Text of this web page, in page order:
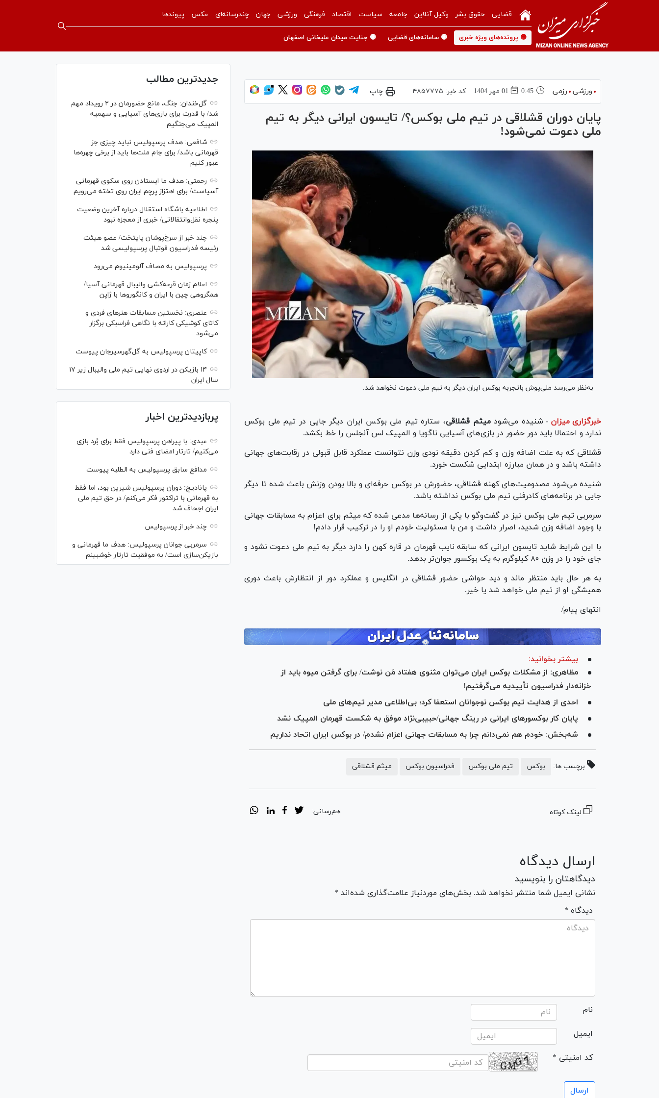
قضایی حقوق بشر وکیل آنلاین جامعه سیاست اقتصاد فرهنگی ورزشی جهان چندرسانه‌ای عکس پیوندها
🟡 پرونده‌های ویژه خبری 🟡 سامانه‌های قضایی 🟡 جنایت میدان علیخانی اصفهان
ورزشی رزمی 0:45 01 مهر 1404 کد خبر: ۴۸۵۷۷۷۵ چاپ
پایان دوران قشلاقی در تیم ملی بوکس؟/ تایسون ایرانی دیگر به تیم
ملی دعوت نمی‌شود!
به‌نظر می‌رسد ملی‌پوش باتجربه بوکس ایران دیگر به تیم ملی دعوت نخواهد شد.
خبرگزاری میزان - شنیده می‌شودمیثم قشلاقی، ستاره تیم ملی بوکس ایران دیگر جایی در تیم ملی بوکس
ندارد و احتمالا باید دور حضور در بازی‌های آسیایی ناگویا و المپیک لس آنجلس را خط بکشد.
قشلاقی که به علت اضافه وزن و کم کردن دقیقه نودی وزن نتوانست عملکرد قابل قبولی در رقابت‌های جهانی
داشته باشد و در همان مبارزه ابتدایی شکست خورد.
شنیده می‌شود مصدومیت‌های کهنه قشلاقی، حضورش در بوکس حرفه‌ای و بالا بودن وزنش باعث شده تا دیگر
جایی در برنامه‌های کادرفنی تیم ملی بوکس نداشته باشد.
سرمربی تیم ملی بوکس نیز در گفت‌و‌گو با یکی از رسانه‌ها مدعی شده که میثم برای اعزام به مسابقات جهانی
با وجود اضافه وزن شدید، اصرار داشت و من با مسئولیت خودم او را در ترکیب قرار دادم!
با این شرایط شاید تایسون ایرانی که سابقه نایب قهرمان در قاره کهن را دارد دیگر به تیم ملی دعوت نشود و
جای خود را در وزن ۸۰ کیلوگرم به یک بوکسور جوان‌تر بدهد.
به هر حال باید منتظر ماند و دید حواشی حضور قشلاقی در انگلیس و عملکرد دور از انتظارش باعث دوری
همیشگی او از تیم ملی خواهد شد یا خیر.
انتهای پیام/
بیشتر بخوانید:
مظاهری: از مشکلات بوکس ایران می‌توان مثنوی هفتاد مَن نوشت/ برای گرفتن میوه باید از
خزانه‌دار فدراسیون تأییدیه می‌گرفتیم!
احدی از هدایت تیم بوکس نوجوانان استعفا کرد؛ بی‌اطلاعی مدیر تیم‌های ملی
پایان کار بوکسور‌های ایرانی در رینگ جهانی/حبیبی‌نژاد موفق به شکست قهرمان المپیک نشد
شه‌بخش: خودم هم نمی‌د‌انم چرا به مسابقات جهانی اعزام نشدم/ در بوکس ایران اتحاد نداریم
برچسب ها: بوکس تیم ملی بوکس فدراسیون بوکس میثم قشلاقی
لینک کوتاه هم‌رسانی:
ارسال دیدگاه
دیدگاهتان را بنویسید
نشانی ایمیل شما منتشر نخواهد شد. بخش‌های موردنیاز علامت‌گذاری شده‌اند *
* دیدگاه
نام
ایمیل
* کد امنیتی
جدیدترین مطالب
گل‌خندان: جنگ، مانع حضورمان در ۲ رویداد مهم
شد/ با قدرت برای بازی‌های آسیایی و سهمیه
المپیک می‌جنگیم
شافعی: هدف پرسپولیس نباید چیزی جز
قهرمانی باشد/ برای جام ملت‌ها باید از برخی چهره‌ها
عبور کنیم
رحمتی: هدف ما ایستادن روی سکوی قهرمانی
آسیاست/ برای اهتزاز پرچم ایران روی تخته می‌رویم
اطلاعیه باشگاه استقلال درباره آخرین وضعیت
پنجره نقل‌وانتقالاتی/ خبری از معجزه نبود
چند خبر از سرخ‌پوشان پایتخت/ عضو هیئت
رئیسه فدراسیون فوتبال پرسپولیسی شد
پرسپولیس به مصاف آلومینیوم می‌رود
اعلام زمان قرعه‌کشی والیبال قهرمانی آسیا/
همگروهی چین با ایران و کانگورو‌ها با ژاپن
عنصری: نخستین مسابقات هنر‌های فردی و
کاتای کوشیکی کاراته با نگاهی فراسبکی برگزار
می‌شود
کاپیتان پرسپولیس به گل‌گهرسیرجان پیوست
۱۴ بازیکن در اردوی نهایی تیم ملی والیبال زیر ۱۷
سال ایران
پربازدیدترین اخبار
عبدی: با پیراهن پرسپولیس فقط برای بُرد بازی
می‌کنیم/ تارتار امضای فنی دارد
مدافع سابق پرسپولیس به الطلبه پیوست
پانادیچ: دوران پرسپولیس شیرین بود، اما فقط
به قهرمانی با تراکتور فکر می‌کنم/ در حق تیم ملی
ایران اجحاف شد
چند خبر از پرسپولیس
سرمربی جوانان پرسپولیس: هدف ما قهرمانی و
بازیکن‌سازی است/ به موفقیت تارتار خوشبینم